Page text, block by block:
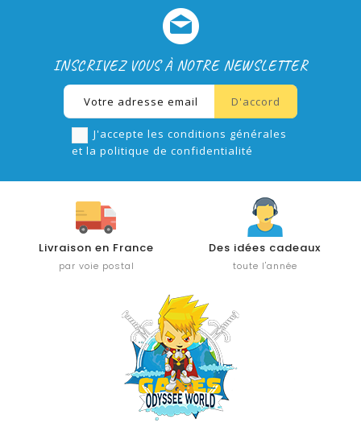
INSCRIVEZ VOUS À NOTRE NEWSLETTER
J'accepte les conditions générales
et la politique de confidentialité
Livraison en France
par voie postal
Des idées cadeaux
toute l'année